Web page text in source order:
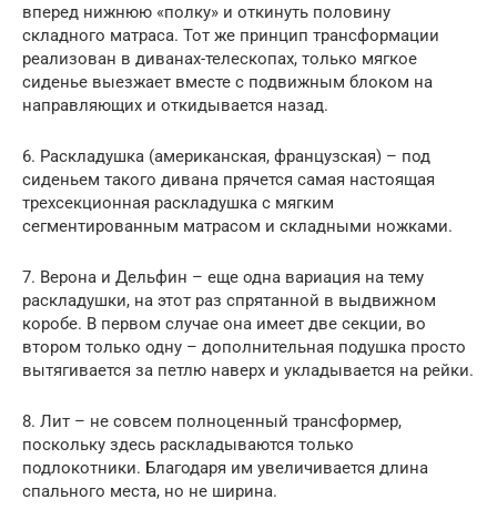
вперед нижнюю «полку» и откинуть половину
складного матраса. Тот же принцип трансформации
реализован в диванах-телескопах, только мягкое
сиденье выезжает вместе с подвижным блоком на
направляющих и откидывается назад.
6. Раскладушка (американская, французская) – под
сиденьем такого дивана прячется самая настоящая
трехсекционная раскладушка с мягким
сегментированным матрасом и складными ножками.
7. Верона и Дельфин – еще одна вариация на тему
раскладушки, на этот раз спрятанной в выдвижном
коробе. В первом случае она имеет две секции, во
втором только одну – дополнительная подушка просто
вытягивается за петлю наверх и укладывается на рейки.
8. Лит – не совсем полноценный трансформер,
поскольку здесь раскладываются только
подлокотники. Благодаря им увеличивается длина
спального места, но не ширина.